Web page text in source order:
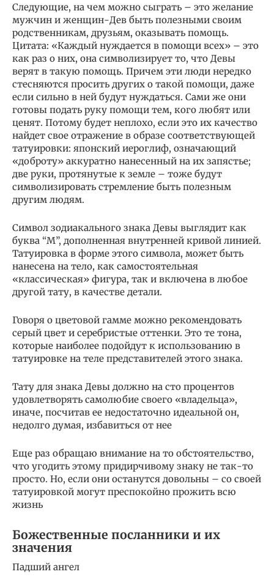
Следующие, на чем можно сыграть – это желание
мужчин и женщин-Дев быть полезными своим
родственникам, друзьям, оказывать помощь.
Цитата: «Каждый нуждается в помощи всех» – это
как раз о них, она символизирует то, что Девы
верят в такую помощь. Причем эти люди нередко
стесняются просить других о такой помощи, даже
если сильно в ней будут нуждаться. Сами же они
готовы подать руку помощи тем, кого любят или
ценят. Потому будет неплохо, если это их качество
найдет свое отражение в образе соответствующей
татуировки: японский иероглиф, означающий
«доброту» аккуратно нанесенный на их запястье;
две руки, протянутые к земле – тоже будут
символизировать стремление быть полезным
другим людям.
Символ зодиакального знака Девы выглядит как
буква “М”, дополненная внутренней кривой линией.
Татуировка в форме этого символа, может быть
нанесена на тело, как самостоятельная
«классическая» фигура, так и включена в любое
другой тату, в качестве детали.
Говоря о цветовой гамме можно рекомендовать
серый цвет и серебристые оттенки. Это те тона,
которые наиболее подойдут к использованию в
татуировке на теле представителей этого знака.
Тату для знака Девы должно на сто процентов
удовлетворять самолюбие своего «владельца»,
иначе, посчитав ее недостаточно идеальной он,
недолго думая, избавиться от нее
Еще раз обращаю внимание на то обстоятельство,
что угодить этому придирчивому знаку не так-то
просто. Но, если они останутся довольны – со своей
татуировкой могут преспокойно прожить всю
жизнь
Божественные посланники и их
значения
Падший ангел